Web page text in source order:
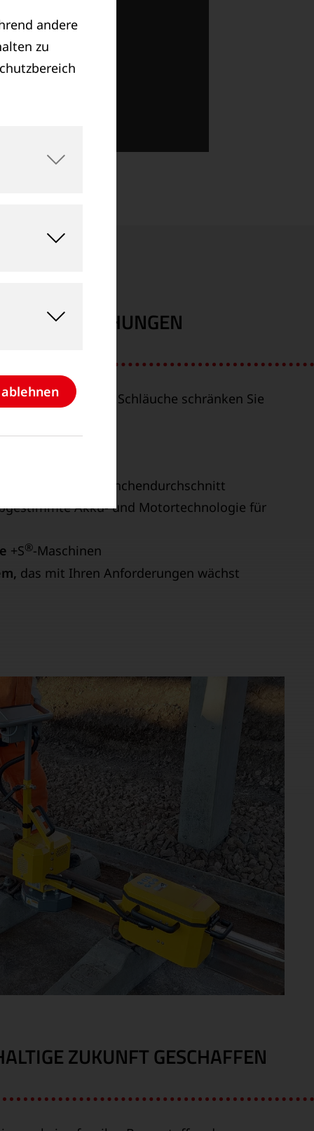
– keine Kabel oder Schläuche schränken Sie
dank:
Vergleich zum Branchendurchschnitt
Akku- und Motortechnologie für
+S®-Maschinen
das mit Ihren Anforderungen wächst
ZUKUNFT GESCHAFFEN
andere
zu